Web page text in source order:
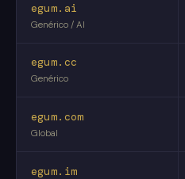
egum.ai
Genérico / AI
egum.cc
Genérico
egum.com
Global
egum.im